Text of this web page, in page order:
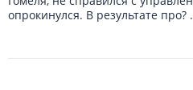
опрокинулся. В результате про?